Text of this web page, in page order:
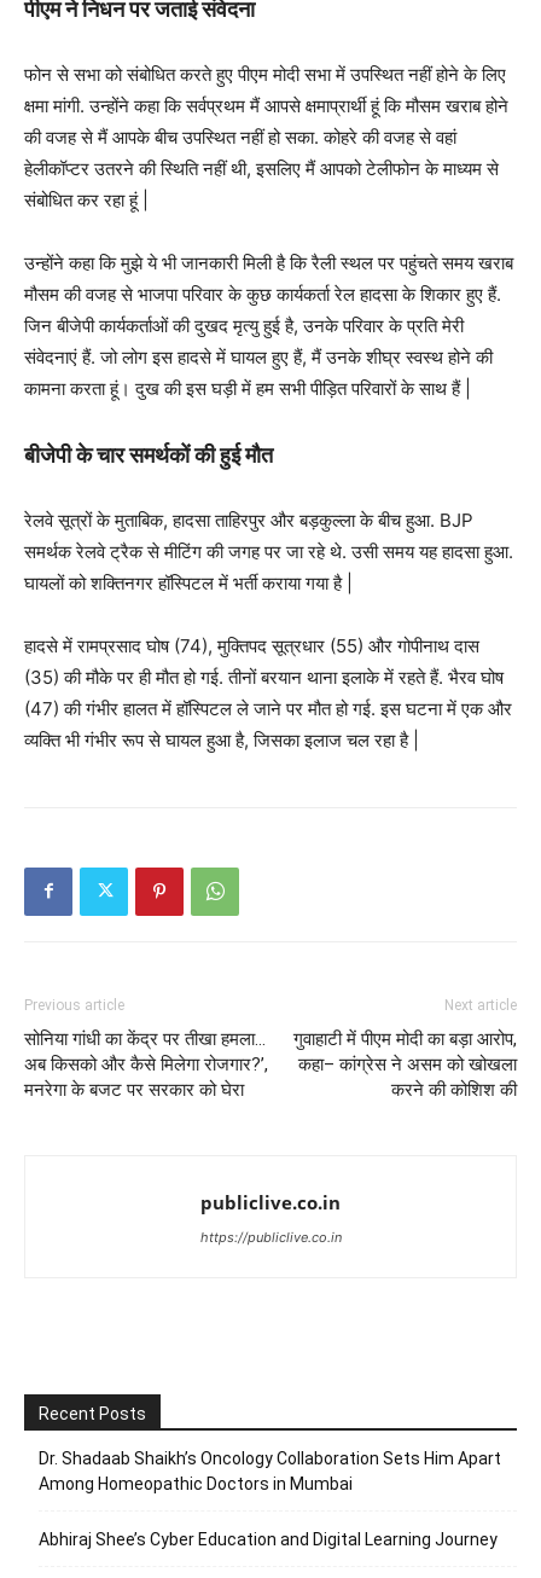
पीएम ने निधन पर जताई संवेदना
फोन से सभा को संबोधित करते हुए पीएम मोदी सभा में उपस्थित नहीं होने के लिए
क्षमा मांगी. उन्होंने कहा कि सर्वप्रथम मैं आपसे क्षमाप्रार्थी हूं कि मौसम खराब होने
की वजह से मैं आपके बीच उपस्थित नहीं हो सका. कोहरे की वजह से वहां
हेलीकॉप्टर उतरने की स्थिति नहीं थी, इसलिए मैं आपको टेलीफोन के माध्यम से
संबोधित कर रहा हूं |
उन्होंने कहा कि मुझे ये भी जानकारी मिली है कि रैली स्थल पर पहुंचते समय खराब
मौसम की वजह से भाजपा परिवार के कुछ कार्यकर्ता रेल हादसा के शिकार हुए हैं.
जिन बीजेपी कार्यकर्ताओं की दुखद मृत्यु हुई है, उनके परिवार के प्रति मेरी
संवेदनाएं हैं. जो लोग इस हादसे में घायल हुए हैं, मैं उनके शीघ्र स्वस्थ होने की
कामना करता हूं। दुख की इस घड़ी में हम सभी पीड़ित परिवारों के साथ हैं |
बीजेपी के चार समर्थकों की हुई मौत
रेलवे सूत्रों के मुताबिक, हादसा ताहिरपुर और बड़कुल्ला के बीच हुआ. BJP
समर्थक रेलवे ट्रैक से मीटिंग की जगह पर जा रहे थे. उसी समय यह हादसा हुआ.
घायलों को शक्तिनगर हॉस्पिटल में भर्ती कराया गया है |
हादसे में रामप्रसाद घोष (74), मुक्तिपद सूत्रधार (55) और गोपीनाथ दास
(35) की मौके पर ही मौत हो गई. तीनों बरयान थाना इलाके में रहते हैं. भैरव घोष
(47) की गंभीर हालत में हॉस्पिटल ले जाने पर मौत हो गई. इस घटना में एक और
व्यक्ति भी गंभीर रूप से घायल हुआ है, जिसका इलाज चल रहा है |
Previous article
सोनिया गांधी का केंद्र पर तीखा हमला…
अब किसको और कैसे मिलेगा रोजगार?’,
मनरेगा के बजट पर सरकार को घेरा
Next article
गुवाहाटी में पीएम मोदी का बड़ा आरोप,
कहा– कांग्रेस ने असम को खोखला
करने की कोशिश की
publiclive.co.in
https://publiclive.co.in
Recent Posts
Dr. Shadaab Shaikh’s Oncology Collaboration Sets Him Apart
Among Homeopathic Doctors in Mumbai
Abhiraj Shee’s Cyber Education and Digital Learning Journey